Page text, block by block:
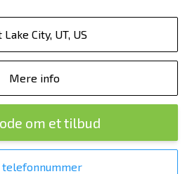
Lake City, UT, US
Mere info
om et tilbud
telefonnummer